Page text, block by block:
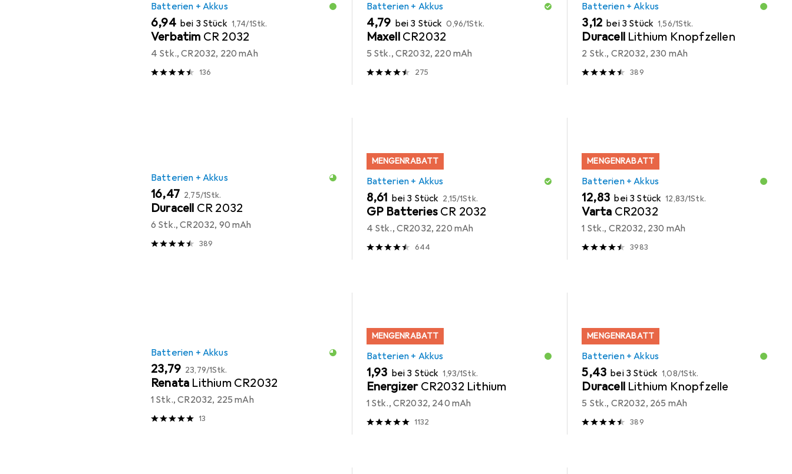
Batterien + Akkus
EUR
6,94 bei 3 Stück EUR
1,74/1Stk.
Verbatim CR 2032
4 Stk., CR2032, 220 mAh
136
Batterien + Akkus
EUR
4,79 bei 3 Stück EUR
0,96/1Stk.
Maxell CR2032
5 Stk., CR2032, 220 mAh
275
Batterien + Akkus
EUR
3,12 bei 3 Stück EUR
1,56/1Stk.
Duracell Lithium Knopfzellen
2 Stk., CR2032, 230 mAh
389
Batterien + Akkus
EUR
16,47 EUR
2,75/1Stk.
Duracell CR 2032
6 Stk., CR2032, 90 mAh
389
MENGENRABATT
Batterien + Akkus
EUR
8,61 bei 3 Stück EUR
2,15/1Stk.
GP Batteries CR 2032
4 Stk., CR2032, 220 mAh
644
MENGENRABATT
Batterien + Akkus
EUR
12,83 bei 3 Stück EUR
12,83/1Stk.
Varta CR2032
1 Stk., CR2032, 230 mAh
3983
Batterien + Akkus
EUR
23,79 EUR
23,79/1Stk.
Renata Lithium CR2032
1 Stk., CR2032, 225 mAh
13
MENGENRABATT
Batterien + Akkus
EUR
1,93 bei 3 Stück EUR
1,93/1Stk.
Energizer CR2032 Lithium
1 Stk., CR2032, 240 mAh
1132
MENGENRABATT
Batterien + Akkus
EUR
5,43 bei 3 Stück EUR
1,08/1Stk.
Duracell Lithium Knopfzelle
5 Stk., CR2032, 265 mAh
389